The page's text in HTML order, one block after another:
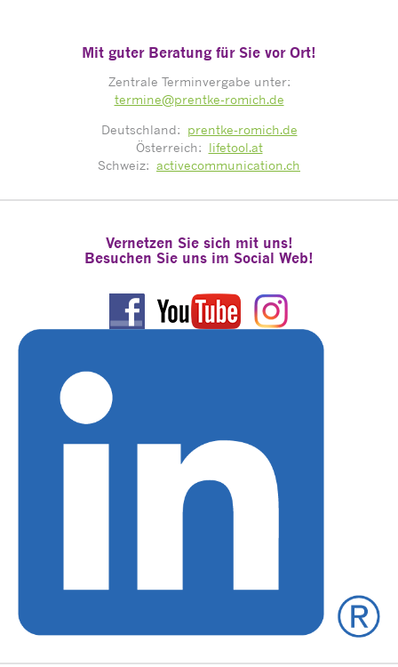
Mit guter Beratung für Sie vor Ort!
Zentrale Terminvergabe unter:
termine@prentke-romich.de
Deutschland: prentke-romich.de
Österreich: lifetool.at
Schweiz: activecommunication.ch
Vernetzen Sie sich mit uns!
Besuchen Sie uns im Social Web!